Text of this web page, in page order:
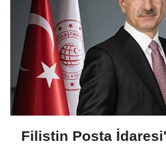
Filistin Posta